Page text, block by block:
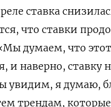
ставка
что ставки
думаем, что
и наверно, ставку
увидим, я думаю,
трендам,